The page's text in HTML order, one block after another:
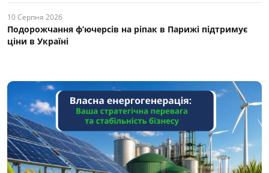
10 Серпня 2026
Подорожчання ф’ючерсів на ріпак в Парижі підтримує
ціни в Україні